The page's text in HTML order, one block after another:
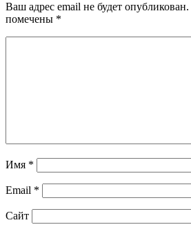
Ваш адрес email не будет опубликован.
помечены *
Имя *
Email *
Сайт